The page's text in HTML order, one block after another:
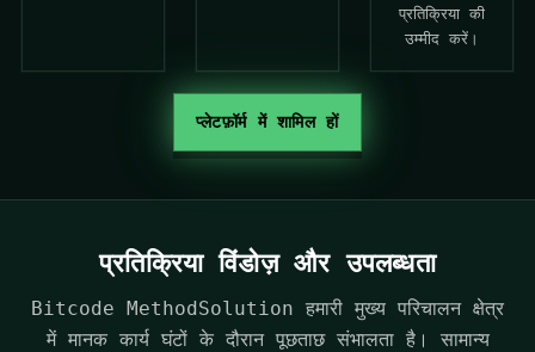
प्रतिक्रिया की
उम्मीद करें।
प्लेटफ़ॉर्म में शामिल हों
प्रतिक्रिया विंडोज़ और उपलब्धता
Bitcode MethodSolution हमारी मुख्य परिचालन क्षेत्र
में मानक कार्य घंटों के दौरान पूछताछ संभालता है। सामान्य